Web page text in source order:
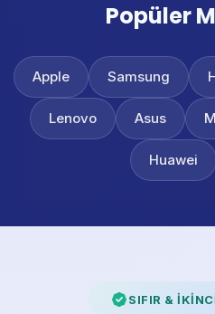
Popüler
Apple Samsung
Lenovo Asus
Huawei
SIFIR &